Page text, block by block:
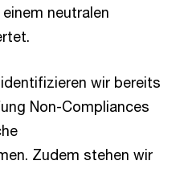
neutralen
wir bereits
Non-Compliances
Zudem stehen wir